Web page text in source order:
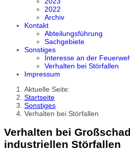
2022
Archiv
Kontakt
Abteilungsführung
Sachgebiete
Sonstiges
Interesse an der
Verhalten bei Störfallen
Impressum
Aktuelle Seite:
Startseite
Sonstiges
Verhalten bei Störfallen
Verhalten bei
industriellen Störfallen